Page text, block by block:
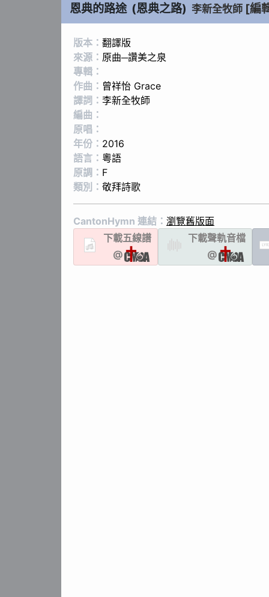
恩典的路途 (恩典之路) 李新全牧師 [編
版本： 翻譯版
來源： 原曲─讚美之泉
專輯：
作曲： 曾祥怡 Grace
譯詞： 李新全牧師
編曲：
原唱：
年份： 2016
語言： 粵語
原調： F
類別： 敬拜詩歌
CantonHymn 連結： 瀏覽舊版面
下載五線譜
@
下載聲軌音檔
@